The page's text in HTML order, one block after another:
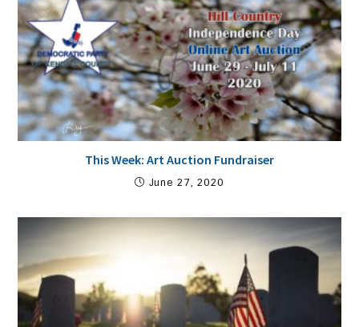
This Week: Art Auction Fundraiser
June 27, 2020